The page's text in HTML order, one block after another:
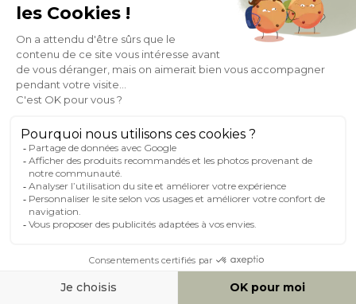
LivraisonGratuite
Expéditionen
Appel gratuit